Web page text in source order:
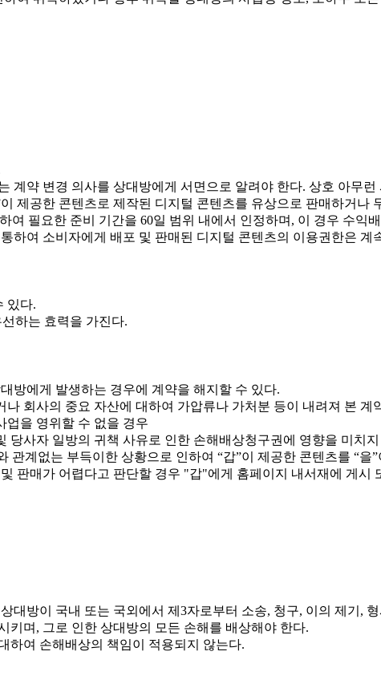
계약 변경 의사를 상대방에게 서면으로 알려야 한다. 상호 아무
제공한 콘텐츠로 제작된 디지털 콘텐츠를 유상으로 판매하거나
여 필요한 준비 기간을 60일 범위 내에서 인정하며, 이 경우 수익
하여 소비자에게 배포 및 판매된 디지털 콘텐츠의 이용권한은 계
있다.
하는 효력을 가진다.
방에게 발생하는 경우에 계약을 해지할 수 있다.
회사의 중요 자산에 대하여 가압류나 가처분 등이 내려져 본
업을 영위할 수 없을 경우
당사자 일방의 귀책 사유로 인한 손해배상청구권에 영향을 미치
관계없는 부득이한 상황으로 인하여 “갑”이 제공한 콘텐츠를 “
판매가 어렵다고 판단할 경우 "갑"에게 홈페이지 내서재에 게
대방이 국내 또는 국외에서 제3자로부터 소송, 청구, 이의 제기,
키며, 그로 인한 상대방의 모든 손해를 배상해야 한다.
하여 손해배상의 책임이 적용되지 않는다.